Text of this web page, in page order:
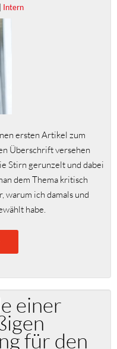
| Intern
ersten Artikel zum
Überschrift versehen
Stirn gerunzelt und dabei
dem Thema kritisch
warum ich damals und
habe.
einer
für den